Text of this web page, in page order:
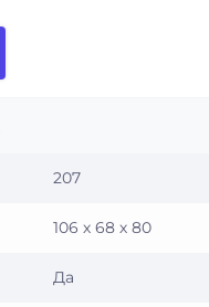
207
106 х 68 х 80
Да